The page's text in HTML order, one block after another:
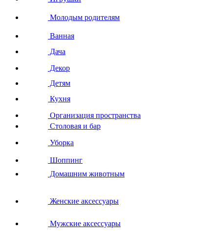
Молодым родителям
Ванная
Дача
Декор
Детям
Кухня
Организация пространства
Столовая и бар
Уборка
Шоппинг
Домашним животным
Женские аксессуары
Мужские аксессуары